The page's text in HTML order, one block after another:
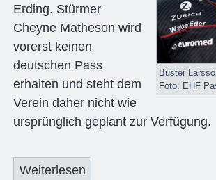
Buster
Foto: EHF
Erding. Stürmer
Cheyne Matheson wird
vorerst keinen
deutschen Pass
erhalten und steht dem
Verein daher nicht wie
ursprünglich geplant zur Verfügung.
Weiterlesen